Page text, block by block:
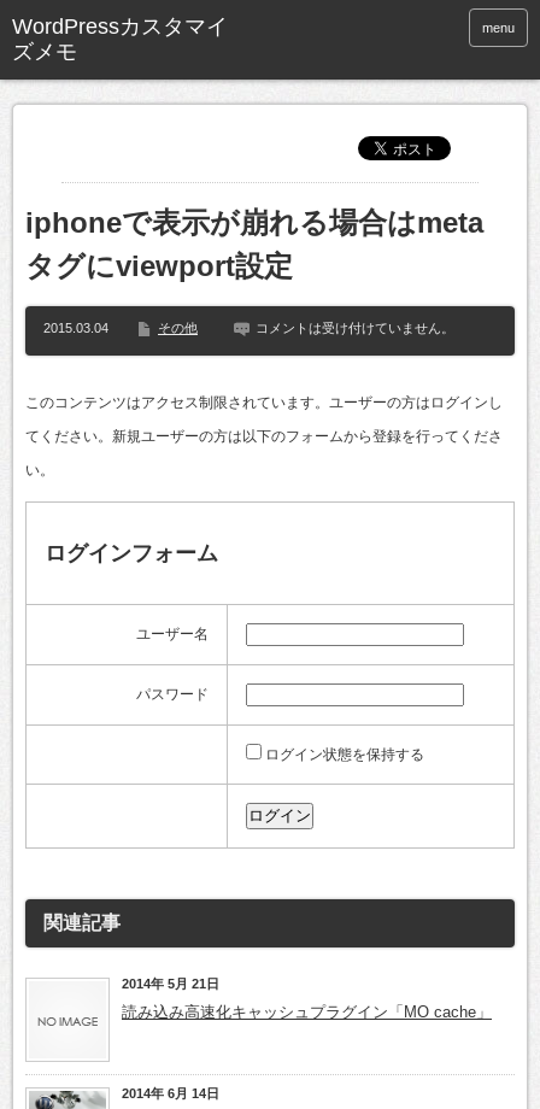
WordPressカスタマイ
ズメモ
menu
iphoneで表示が崩れる場合はmeta
タグにviewport設定
2015.03.04 その他 コメントは受け付けていません。
このコンテンツはアクセス制限されています。ユーザーの方はログインし
てください。新規ユーザーの方は以下のフォームから登録を行ってくださ
い。
ログインフォーム
ユーザー名
パスワード
ログイン状態を保持する
関連記事
2014年 5月 21日
読み込み高速化キャッシュプラグイン「MO cache」
2014年 6月 14日